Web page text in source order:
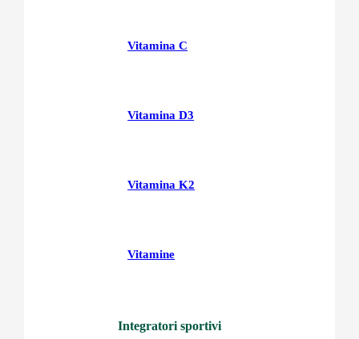
Vitamina C
Vitamina D3
Vitamina K2
Vitamine
Integratori sportivi